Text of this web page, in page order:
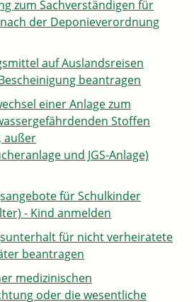
zum Sachverständigen für
der Deponieverordnung
auf Auslandsreisen
beantragen
einer Anlage zum
Stoffen
außer
und JGS-Anlage)
für Schulkinder
- Kind anmelden
für nicht verheiratete
beantragen
medizinischen
oder die wesentliche